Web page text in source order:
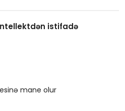
istifadə
mane olur